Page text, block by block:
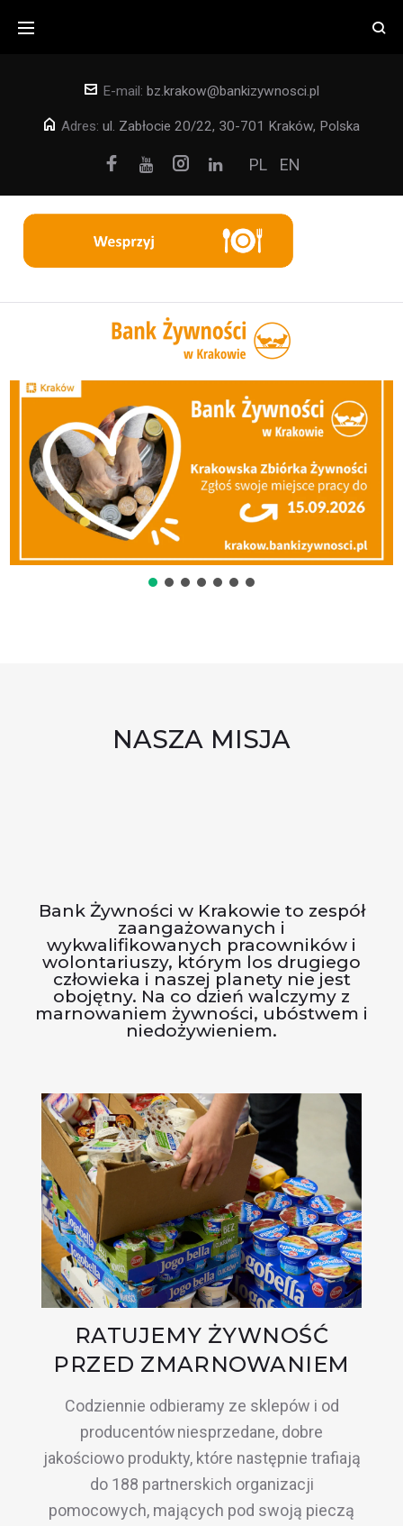
E-mail: bz.krakow@bankizywnosci.pl
Adres: ul. Zabłocie 20/22, 30-701 Kraków, Polska
PL EN
NASZA MISJA
Bank Żywności w Krakowie to zespół
zaangażowanych i
wykwalifikowanych pracowników i
wolontariuszy, którym los drugiego
człowieka i naszej planety nie jest
obojętny. Na co dzień walczymy z
marnowaniem żywności, ubóstwem i
niedożywieniem.
RATUJEMY ŻYWNOŚĆ
PRZED ZMARNOWANIEM
Codziennie odbieramy ze sklepów i od
producentów niesprzedane, dobre
jakościowo produkty, które następnie trafiają
do 188 partnerskich organizacji
pomocowych, mających pod swoją pieczą